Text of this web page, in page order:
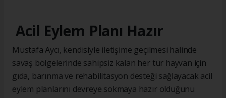
Acil Eylem Planı Hazır
Mustafa Aycı, kendisiyle iletişime geçilmesi halinde
savaş bölgelerinde sahipsiz kalan her tür hayvan için
gıda, barınma ve rehabilitasyon desteği sağlayacak acil
eylem planlarını devreye sokmaya hazır olduğunu